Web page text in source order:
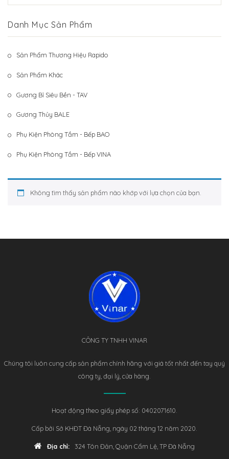
Phụ Kiện Phòng Tắm – Bếp VINA
Sản Phẩm Khác
Danh Mục Sản Phẩm
Sản Phẩm Thương Hiệu Rapido
Sản Phẩm Khác
Gương Bỉ Siêu Bền - TAV
Gương Thủy BALE
Phụ Kiện Phòng Tắm - Bếp BAO
Phụ Kiện Phòng Tắm - Bếp VINA
Không tìm thấy sản phẩm nào khớp với lựa chọn của bạn.
CÔNG TY TNHH VINAR
Chúng tôi luôn cung cấp sản phẩm chính hãng với giá tốt nhất đến tay quý
công ty, đại lý, cửa hàng.
Hoạt động theo giấy phép số: 0402071610.
Cấp bởi Sở KHĐT Đà Nẵng, ngày 02 tháng 12 năm 2020.
Địa chỉ: 324 Tôn Đản, Quận Cẩm Lệ, TP Đà Nẵng